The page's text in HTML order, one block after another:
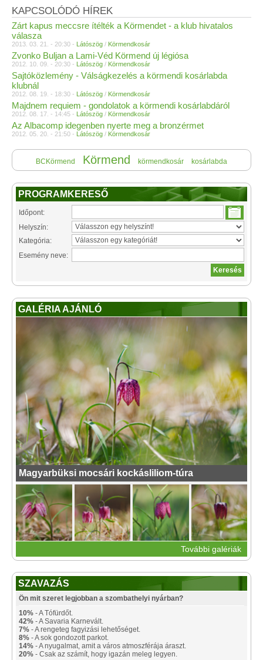
KAPCSOLÓDÓ HÍREK
Zárt kapus meccsre ítélték a Körmendet - a klub hivatalos
válasza
2013. 03. 21. - 20:30 - Látószög / Körmendkosár
Zvonko Buljan a Lami-Véd Körmend új légiósa
2012. 10. 09. - 20:30 - Látószög / Körmendkosár
Sajtóközlemény - Válságkezelés a körmendi kosárlabda
klubnál
2012. 08. 19. - 18:30 - Látószög / Körmendkosár
Majdnem requiem - gondolatok a körmendi kosárlabdáról
2012. 08. 17. - 14:45 - Látószög / Körmendkosár
Az Albacomp idegenben nyerte meg a bronzérmet
2012. 05. 20. - 21:50 - Látószög / Körmendkosár
BCKörmend Körmend körmendkosár kosárlabda
PROGRAMKERESŐ
Időpont:
Helyszín:
Kategória:
Esemény neve:
GALÉRIA AJÁNLÓ
Magyarbüksi mocsári kockásliliom-túra
További galériák
SZAVAZÁS
Ön mit szeret legjobban a szombathelyi nyárban?
10% - A Tófürdőt.
42% - A Savaria Karnevált.
7% - A rengeteg fagyizási lehetőséget.
8% - A sok gondozott parkot.
14% - A nyugalmat, amit a város atmoszférája áraszt.
20% - Csak az számít, hogy igazán meleg legyen.